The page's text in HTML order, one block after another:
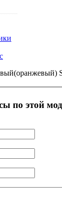
по этой